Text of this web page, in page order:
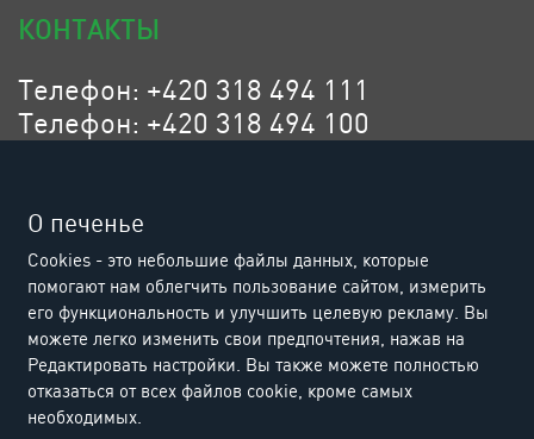
КОНТАКТЫ
Телефон: +420 318 494 111
Телефон: +420 318 494 100
Euro SITEX s.r.o.
Czech Republic
О печенье
Cookies - это небольшие файлы данных, которые
помогают нам облегчить пользование сайтом, измерить
его функциональность и улучшить целевую рекламу. Вы
можете легко изменить свои предпочтения, нажав на
Редактировать настройки. Вы также можете полностью
отказаться от всех файлов cookie, кроме самых
необходимых.